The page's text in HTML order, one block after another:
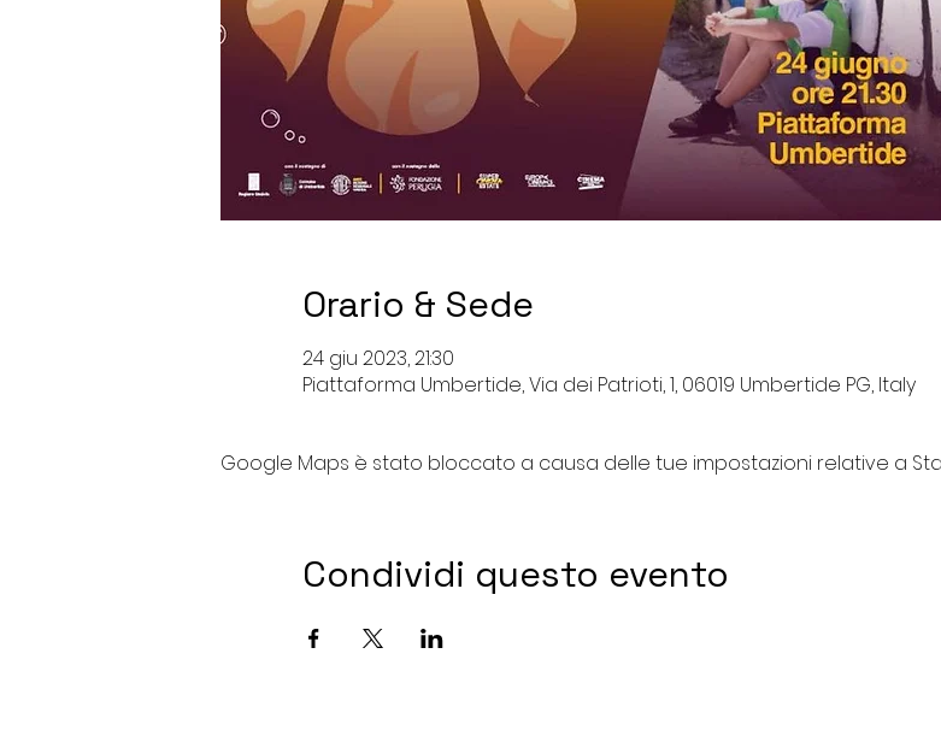
Orario & Sede
24 giu 2023, 21:30
Piattaforma Umbertide, Via dei Patrioti, 1, 06019 Umbertide PG, Italy
Google Maps è stato bloccato a causa delle tue impostazioni relative a
Condividi questo evento